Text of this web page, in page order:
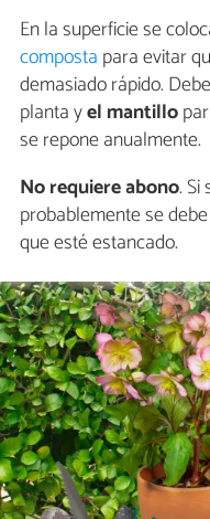
En la superficie se
composta para evitar
demasiado rápido.
planta yel mantillo
se repone anualmente.
No requiere abono.
probablemente se
que esté estancado.